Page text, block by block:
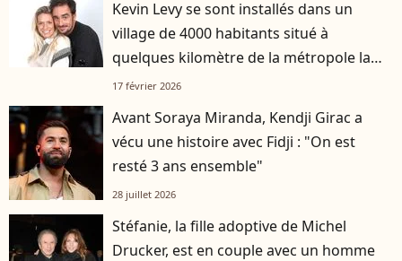
Kevin Levy se sont installés dans un
village de 4000 habitants situé à
quelques kilomètre de la métropole la
plus attractive de France
17 février 2026
Avant Soraya Miranda, Kendji Girac a
vécu une histoire avec Fidji : "On est
resté 3 ans ensemble"
28 juillet 2026
Stéfanie, la fille adoptive de Michel
Drucker, est en couple avec un homme